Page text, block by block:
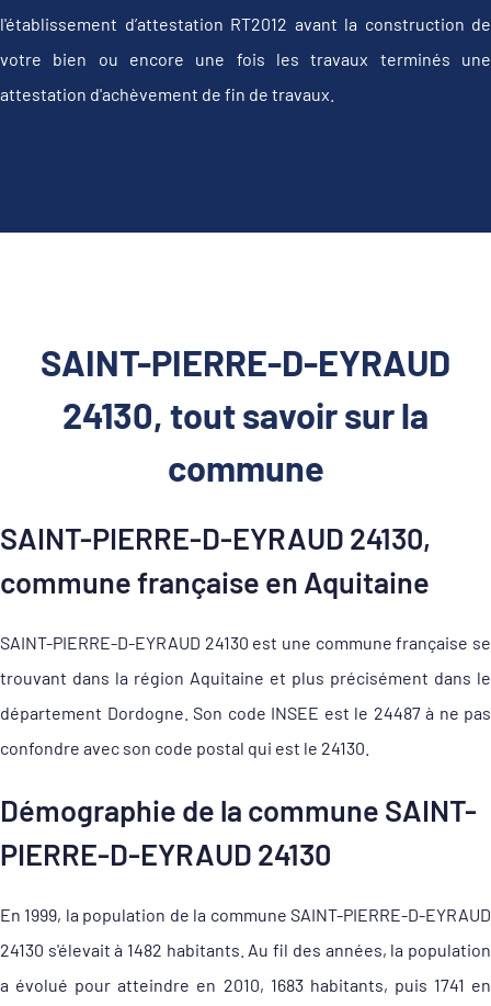
l'établissement d’attestation RT2012 avant la construction de
votre bien ou encore une fois les travaux terminés une
attestation d'achèvement de fin de travaux.
SAINT-PIERRE-D-EYRAUD
24130, tout savoir sur la
commune
SAINT-PIERRE-D-EYRAUD 24130,
commune française en Aquitaine
SAINT-PIERRE-D-EYRAUD 24130 est une commune française se
trouvant dans la région Aquitaine et plus précisément dans le
département Dordogne. Son code INSEE est le 24487 à ne pas
confondre avec son code postal qui est le 24130.
Démographie de la commune SAINT-
PIERRE-D-EYRAUD 24130
En 1999, la population de la commune SAINT-PIERRE-D-EYRAUD
24130 s'élevait à 1482 habitants. Au fil des années, la population
a évolué pour atteindre en 2010, 1683 habitants, puis 1741 en